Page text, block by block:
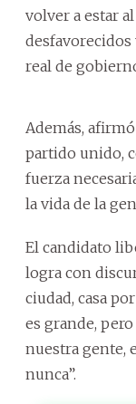
volver a estar
real de
Además,
partido unido,
fuerza
la vida de la
El candidato
logra con
ciudad, casa
es grande,
nuestra gente,
nunca”.